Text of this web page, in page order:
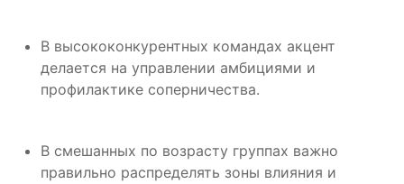
В высококонкурентных командах акцент
делается на управлении амбициями и
профилактике соперничества.
В смешанных по возрасту группах важно
правильно распределять зоны влияния и